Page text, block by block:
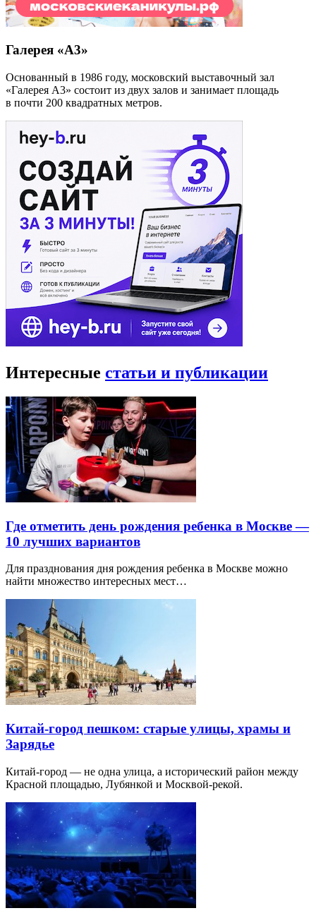
Галерея «А3»
Основанный в 1986 году, московский выставочный зал
«Галерея А3» состоит из двух залов и занимает площадь
в почти 200 квадратных метров.
Интересные статьи и публикации
Где отметить день рождения ребенка в Москве —
10 лучших вариантов
Для празднования дня рождения ребенка в Москве можно
найти множество интересных мест…
Китай-город пешком: старые улицы, храмы и
Зарядье
Китай-город — не одна улица, а исторический район между
Красной площадью, Лубянкой и Москвой-рекой.